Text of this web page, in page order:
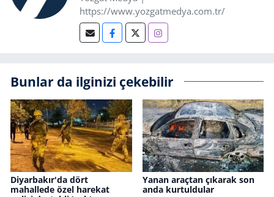
https://www.yozgatmedya.com.tr/
Bunlar da ilginizi çekebilir
Diyarbakır'da dört
mahallede özel harekat
Yanan araçtan çıkarak son
anda kurtuldular